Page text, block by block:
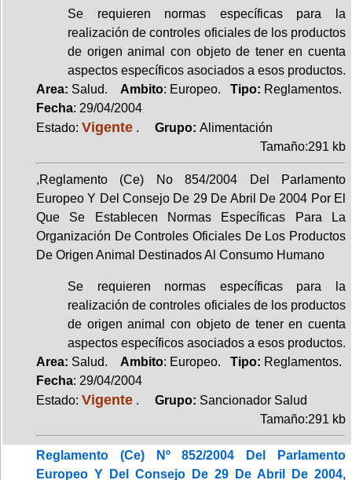
Se requieren normas específicas para la
realización de controles oficiales de los productos
de origen animal con objeto de tener en cuenta
aspectos específicos asociados a esos productos.
Area: Salud. Ambito: Europeo. Tipo: Reglamentos.
Fecha: 29/04/2004
Estado: Vigente . Grupo: Alimentación
Tamaño:291 kb
,Reglamento (Ce) No 854/2004 Del Parlamento
Europeo Y Del Consejo De 29 De Abril De 2004 Por El
Que Se Establecen Normas Específicas Para La
Organización De Controles Oficiales De Los Productos
De Origen Animal Destinados Al Consumo Humano
Se requieren normas específicas para la
realización de controles oficiales de los productos
de origen animal con objeto de tener en cuenta
aspectos específicos asociados a esos productos.
Area: Salud. Ambito: Europeo. Tipo: Reglamentos.
Fecha: 29/04/2004
Estado: Vigente . Grupo: Sancionador Salud
Tamaño:291 kb
Reglamento (Ce) Nº 852/2004 Del Parlamento
Europeo Y Del Consejo De 29 De Abril De 2004,